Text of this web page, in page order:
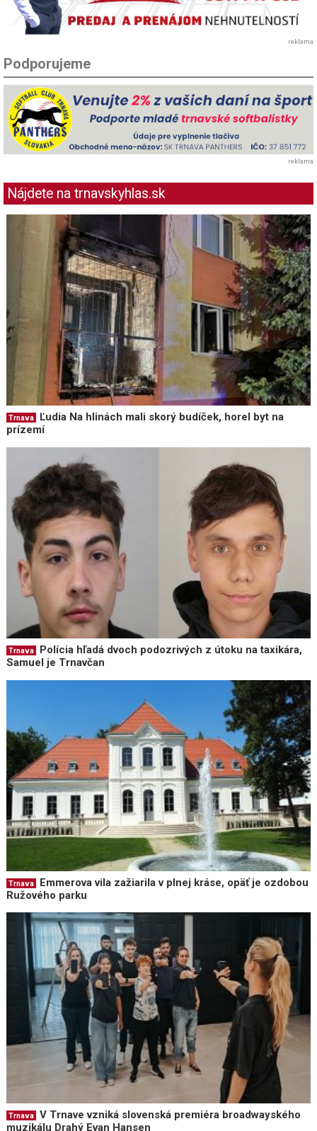
reklama
Podporujeme
reklama
Nájdete na trnavskyhlas.sk
Trnava
Ľudia Na hlinách mali skorý budíček, horel byt na
prízemí
Trnava
Polícia hľadá dvoch podozrivých z útoku na taxikára,
Samuel je Trnavčan
Trnava
Emmerova vila zažiarila v plnej kráse, opäť je ozdobou
Ružového parku
Trnava
V Trnave vzniká slovenská premiéra broadwayského
muzikálu Drahý Evan Hansen